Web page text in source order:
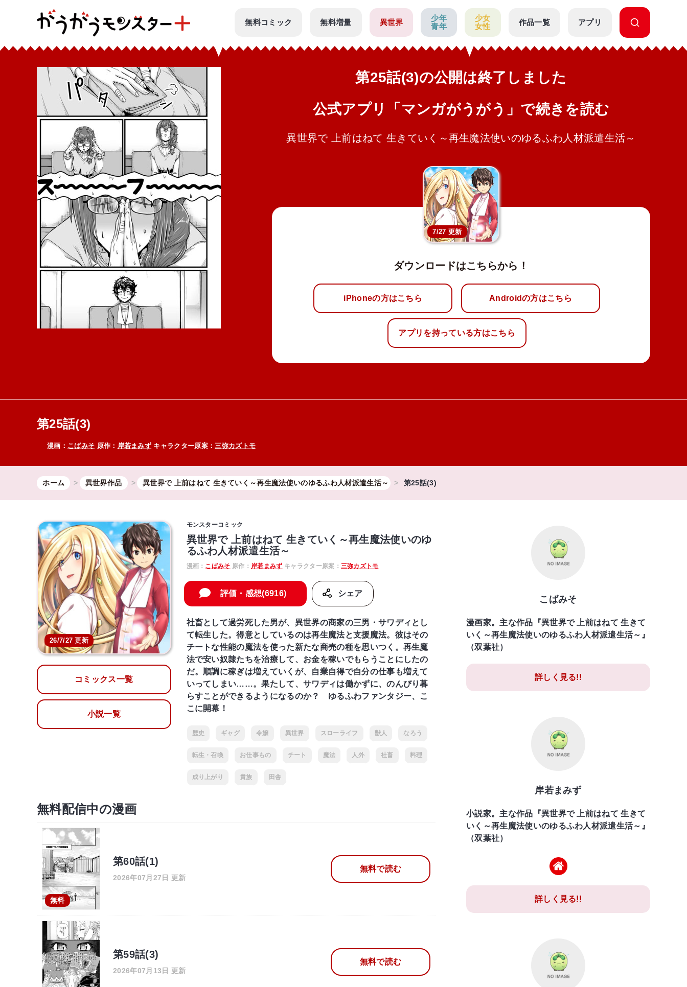
無料コミック 無料増量 異世界
少年
青年
少女
女性
作品一覧 アプリ
第25話(3)の公開は終了しました
公式アプリ「マンガがうがう」で続きを読む
異世界で 上前はねて 生きていく～再生魔法使いのゆるふわ人材派遣生活～
7/27 更新
ダウンロードはこちらから！
iPhoneの方はこちら Androidの方はこちら
アプリを持っている方はこちら
第25話(3)
漫画： こばみそ 原作： 岸若まみず キャラクター原案：三弥カズトモ
ホーム 異世界作品 異世界で 上前はねて 生きていく～再生魔法使いのゆるふわ人材派遣生活～ 第25話(3)
26/7/27 更新
コミックス一覧
小説一覧
モンスターコミック
異世界で 上前はねて 生きていく～再生魔法使いのゆ
るふわ人材派遣生活～
漫画： こばみそ 原作： 岸若まみず キャラクター原案： 三弥カズトモ
評価・感想(6916) シェア
社畜として過労死した男が、異世界の商家の三男・サワディとし
て転生した。得意としているのは再生魔法と支援魔法。彼はその
チートな性能の魔法を使った新たな商売の種を思いつく。再生魔
法で安い奴隷たちを治療して、お金を稼いでもらうことにしたの
だ。順調に稼ぎは増えていくが、自業自得で自分の仕事も増えて
いってしまい……。果たして、サワディは働かずに、のんびり暮
らすことができるようになるのか？ ゆるふわファンタジー、こ
こに開幕！
歴史 ギャグ 令嬢 異世界 スローライフ 獣人 なろう
転生・召喚 お仕事もの チート 魔法 人外 社畜 料理
成り上がり 貴族 田舎
無料配信中の漫画
無料
第60話(1)
2026年07月27日 更新
無料で読む
第59話(3)
2026年07月13日 更新
無料で読む
こばみそ
漫画家。主な作品『異世界で 上前はねて 生きて
いく～再生魔法使いのゆるふわ人材派遣生活～』
（双葉社）
詳しく見る!!
岸若まみず
小説家。主な作品『異世界で 上前はねて 生きて
いく～再生魔法使いのゆるふわ人材派遣生活～』
（双葉社）
詳しく見る!!